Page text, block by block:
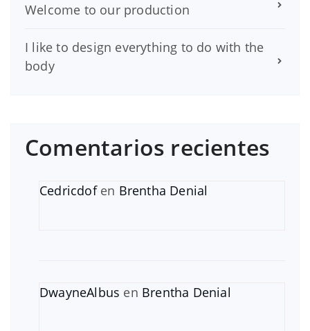
Welcome to our production
I like to design everything to do with the
body
Comentarios recientes
Cedricdofen Brentha Denial
DwayneAlbus en Brentha Denial